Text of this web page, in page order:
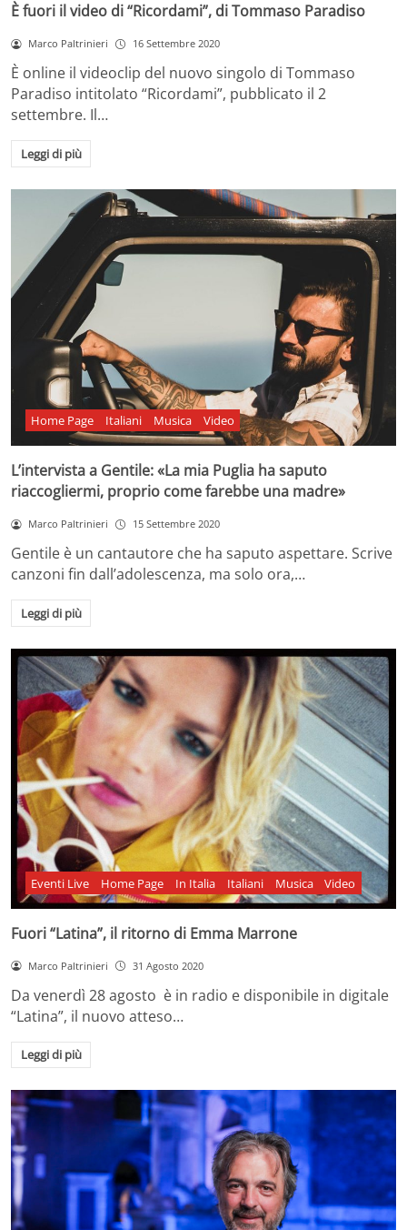
È fuori il video di “Ricordami”, di Tommaso Paradiso
Marco Paltrinieri 16 Settembre 2020
È online il videoclip del nuovo singolo di Tommaso
Paradiso intitolato “Ricordami”, pubblicato il 2
settembre. Il…
Leggi di più
Home Page Italiani Musica Video
L’intervista a Gentile: «La mia Puglia ha saputo
riaccogliermi, proprio come farebbe una madre»
Marco Paltrinieri 15 Settembre 2020
Gentile è un cantautore che ha saputo aspettare. Scrive
canzoni fin dall’adolescenza, ma solo ora,…
Leggi di più
Eventi Live Home Page In Italia Italiani Musica Video
Fuori “Latina”, il ritorno di Emma Marrone
Marco Paltrinieri 31 Agosto 2020
Da venerdì 28 agosto è in radio e disponibile in digitale
“Latina”, il nuovo atteso…
Leggi di più